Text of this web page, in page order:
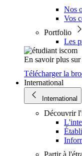
Nos
Vos
Portfolio
Les
En savoir plus
Télécharger la
International
International
Découvrir
Partir à